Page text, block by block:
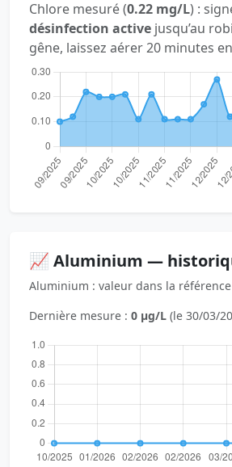
Chlore mesuré (0.22 mg/L) :
désinfection active jusqu’au
gêne, laissez aérer 20 minutes
📈 Aluminium —
Aluminium : valeur dans la
Dernière mesure : 0 µg/L (le 30/03/